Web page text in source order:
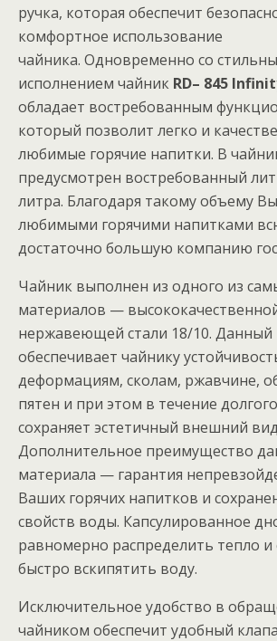
ручка, которая обеспечит
комфортное использование
чайника. Одновременно со
исполнением чайник RD– 845
обладает востребованным
который позволит легко и
любимые горячие напитки. В
предусмотрен востребованный
литра. Благодаря такому объему
любимыми горячими напитками
достаточно большую компанию
Чайник выполнен из одного из
материалов —
нержавеющей стали 18/10. Данный
обеспечивает чайнику
деформациям, сколам, ржавчине,
пятен и при этом в течение
сохраняет эстетичный внешний
Дополнительное преимущество
материала — гарантия
Ваших горячих напитков и
свойств воды. Капсулированное
равномерно распределить тепло и
быстро вскипятить воду.
Исключительное удобство в
чайником обеспечит удобный